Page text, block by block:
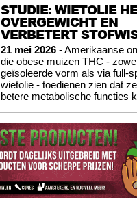
STUDIE: WIETOLIE
OVERGEWICHT EN
VERBETERT
21 mei 2026 - Amerikaanse
die obese muizen THC -
geïsoleerde vorm als via full-
wietolie - toedienen zien dat
betere metabolische functies